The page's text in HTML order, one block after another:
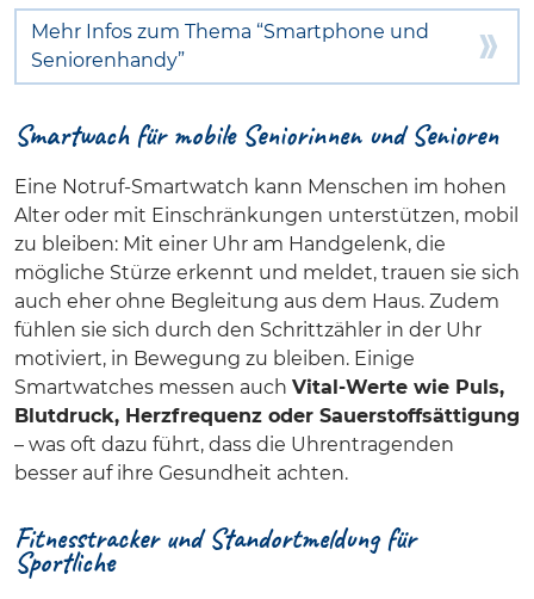
Mehr Infos zum Thema “Smartphone und
Seniorenhandy”
Smartwach für mobile Seniorinnen und Senioren
Eine Notruf-Smartwatch kann Menschen im hohen
Alter oder mit Einschränkungen unterstützen, mobil
zu bleiben: Mit einer Uhr am Handgelenk, die
mögliche Stürze erkennt und meldet, trauen sie sich
auch eher ohne Begleitung aus dem Haus. Zudem
fühlen sie sich durch den Schrittzähler in der Uhr
motiviert, in Bewegung zu bleiben. Einige
Smartwatches messen auch Vital-Werte wie Puls,
Blutdruck, Herzfrequenz oder Sauerstoffsättigung
– was oft dazu führt, dass die Uhrentragenden
besser auf ihre Gesundheit achten.
Fitnesstracker und Standortmeldung für
Sportliche